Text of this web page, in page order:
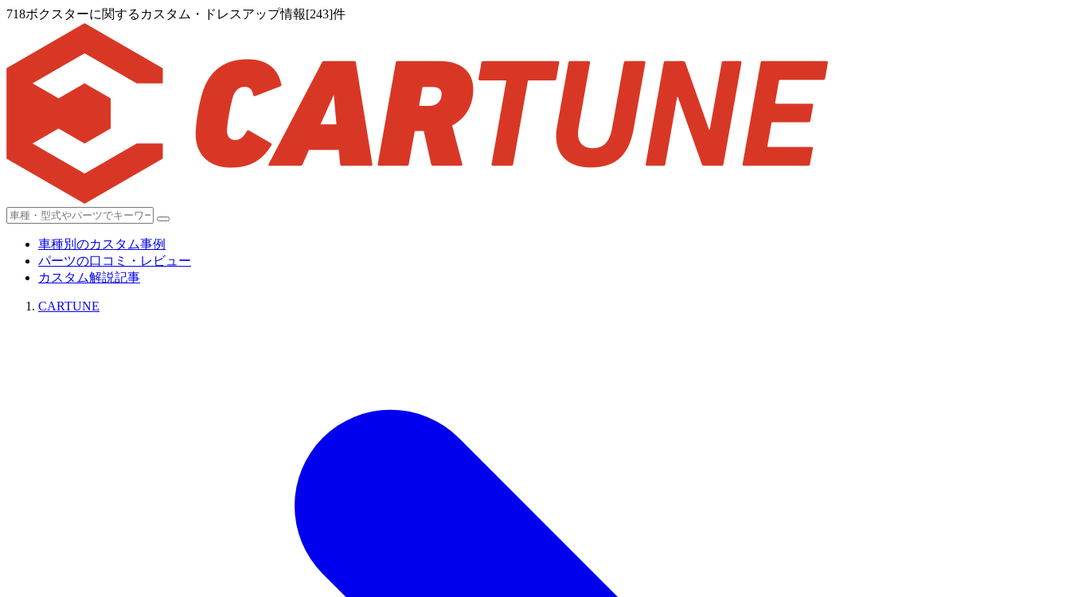
718ボクスターに関するカスタム・ドレスアップ情報[243]件
車種別のカスタム事例
パーツの口コミ・レビュー
カスタム解説記事
CARTUNE